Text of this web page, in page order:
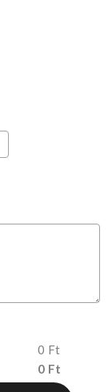
0 Ft
0 Ft